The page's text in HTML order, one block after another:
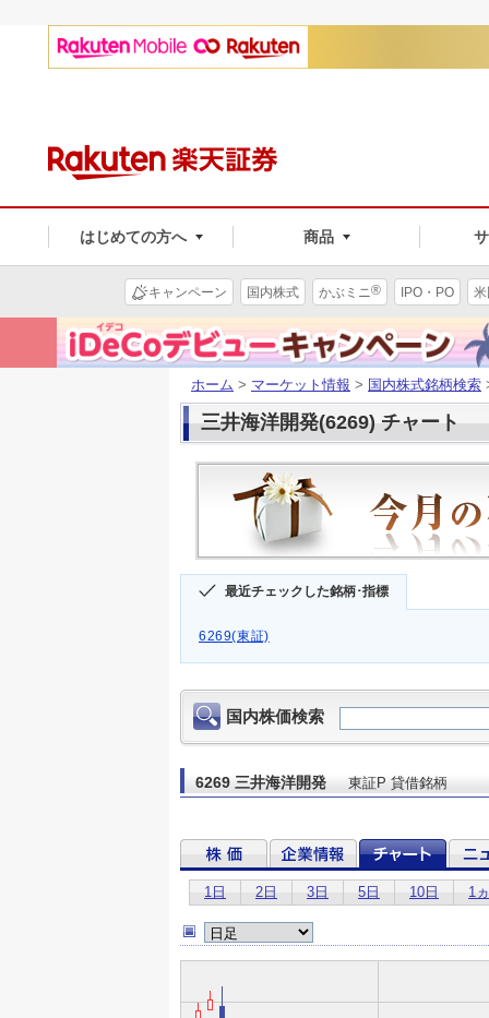
はじめての方へ 商品
キャンペーン 国内株式 かぶミニ® IPO・PO
ホーム > マーケット情報 > 国内株式銘柄検索
三井海洋開発(6269) チャート
最近チェックした銘柄･指標
6269(東証)